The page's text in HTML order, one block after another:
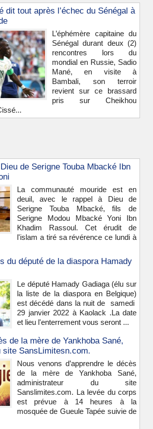
dit tout après l’échec du Sénégal à
L’éphémère capitaine du
Sénégal durant deux (2)
rencontres lors du
mondial en Russie, Sadio
Mané, en visite à
Bambali, son terroir
revient sur ce brassard
pris sur Cheikhou
de Serigne Touba Mbacké Ibn
La communauté mouride est en
deuil, avec le rappel à Dieu de
Serigne Touba Mbacké, fils de
Serigne Modou Mbacké Yoni Ibn
Khadim Rassoul. Cet érudit de
l'islam a tiré sa révérence ce lundi à
du député de la diaspora Hamady
Le député Hamady Gadiaga (élu sur
la liste de la diaspora en Belgique)
est décédé dans la nuit de samedi
29 janvier 2022 à Kaolack .La date
et lieu l'enterrement vous seront ...
de la mère de Yankhoba Sané,
site SansLimitesn.com.
Nous venons d’apprendre le décès
de la mère de Yankhoba Sané,
administrateur du site
Sanslimites.com. La levée du corps
est prévue à 14 heures à la
mosquée de Gueule Tapée suivie de